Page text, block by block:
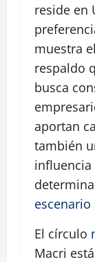
reside en
muestra
respaldo
busca
aportan
también
influencia
escenario
El círculo
Macri